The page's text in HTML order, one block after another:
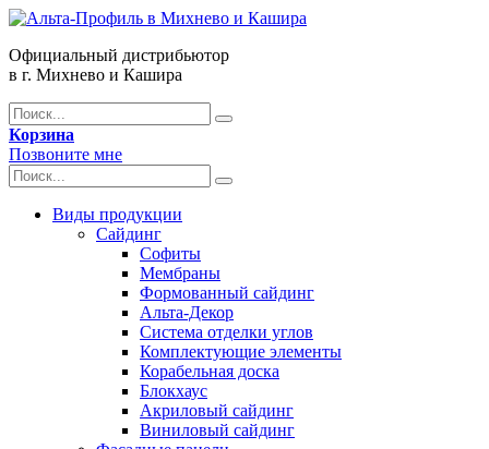
Официальный дистрибьютор
в г. Михнево и Кашира
Корзина
Позвоните мне
Виды продукции
Сайдинг
Софиты
Мембраны
Формованный сайдинг
Альта-Декор
Система отделки углов
Комплектующие элементы
Корабельная доска
Блокхаус
Акриловый сайдинг
Виниловый сайдинг